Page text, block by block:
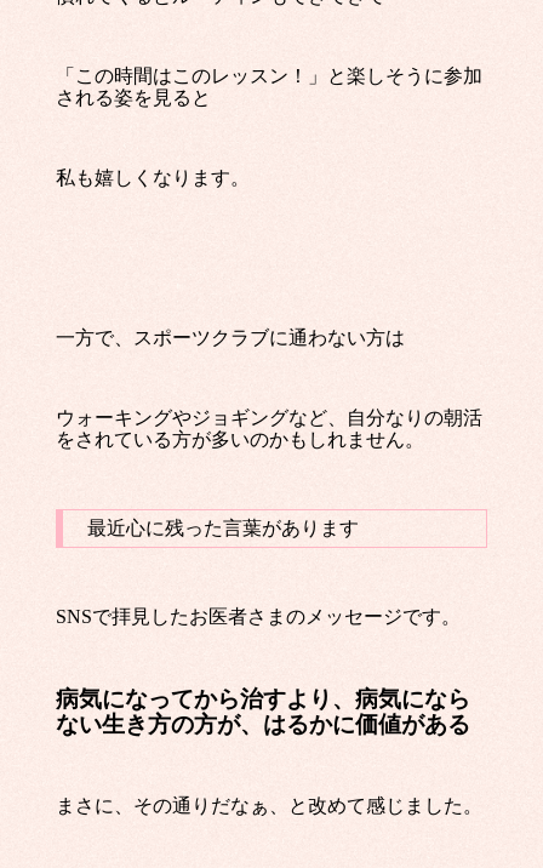
「この時間はこのレッスン！」と楽しそうに参加
される姿を見ると
私も嬉しくなります。
一方で、スポーツクラブに通わない方は
ウォーキングやジョギングなど、自分なりの朝活
をされている方が多いのかもしれません。
最近心に残った言葉があります
SNSで拝見したお医者さまのメッセージです。
病気になってから治すより、病気になら
ない生き方の方が、はるかに価値がある
まさに、その通りだなぁ、と改めて感じました。